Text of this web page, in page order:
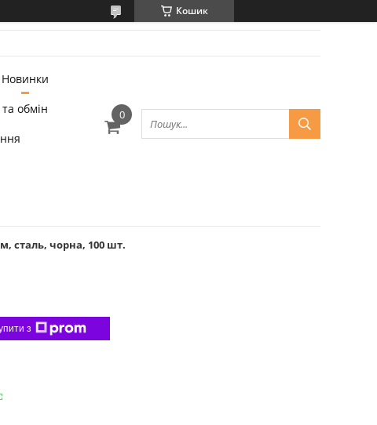
Кошик
Новинки
обмін
сталь, чорна, 100 шт.
з